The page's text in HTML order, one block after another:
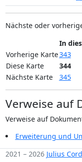
Nächste oder
In
Vorherige Karte343
Diese Karte
344
Nächste Karte
345
Verweise auf
Verweise auf
Erweiterung und
2021 – 2026 Julius